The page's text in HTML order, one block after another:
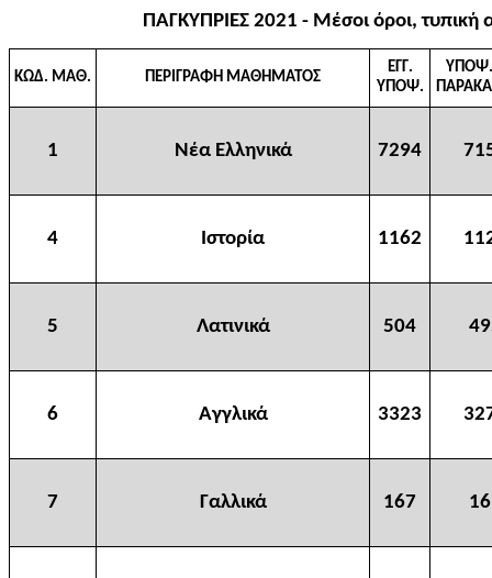
ΠΑΓΚΥΠΡΙΕΣ 2021 - Μέσοι όροι, τυπική
ΚΩΔ. ΜΑΘ. ΠΕΡΙΓΡΑΦΗ ΜΑΘΗΜΑΤΟΣ
ΕΓΓ.
ΥΠΟΨ.
1 Νέα Ελληνικά 7294
4 Ιστορία 1162
5 Λατινικά 504
6 Αγγλικά 3323
7 Γαλλικά 167